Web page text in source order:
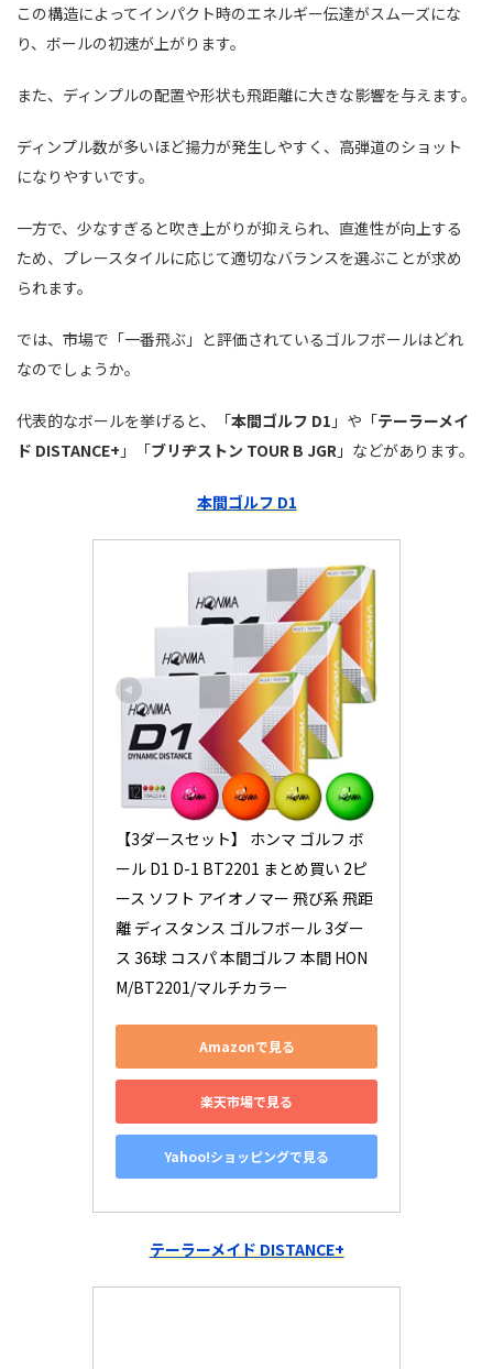
この構造によってインパクト時のエネルギー伝達がスムーズにな
り、ボールの初速が上がります。
また、ディンプルの配置や形状も飛距離に大きな影響を与えます。
ディンプル数が多いほど揚力が発生しやすく、高弾道のショット
になりやすいです。
一方で、少なすぎると吹き上がりが抑えられ、直進性が向上する
ため、プレースタイルに応じて適切なバランスを選ぶことが求め
られます。
では、市場で「一番飛ぶ」と評価されているゴルフボールはどれ
なのでしょうか。
代表的なボールを挙げると、「本間ゴルフ D1 」や「テーラーメイ
ド DISTANCE+ 」「ブリヂストン TOUR B JGR 」などがあります。
本間ゴルフ D1
【3ダースセット】 ホンマ ゴルフ ボ
ール D1 D-1 BT2201 まとめ買い 2ピ
ース ソフト アイオノマー 飛び系 飛距
離 ディスタンス ゴルフボール 3ダー
ス 36球 コスパ 本間ゴルフ 本間 HON
M/BT2201/マルチカラー
Amazonで見る
楽天市場で見る
Yahoo!ショッピングで見る
テーラーメイド DISTANCE+